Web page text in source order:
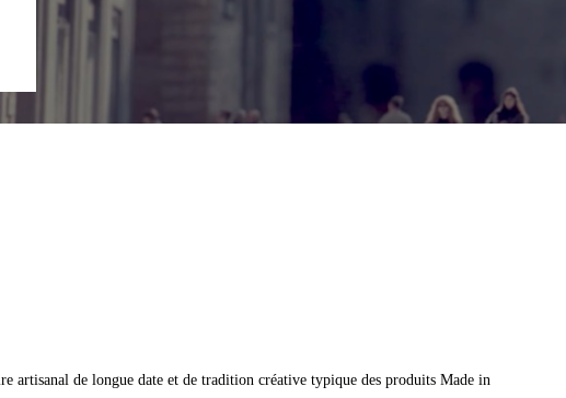
artisanal de longue date et de tradition créative typique des produits Made in